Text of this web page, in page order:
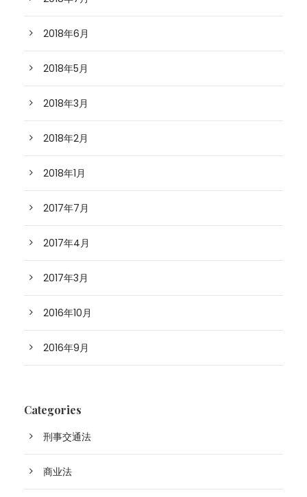
2018年6月
2018年5月
2018年3月
2018年2月
2018年1月
2017年7月
2017年4月
2017年3月
2016年10月
2016年9月
Categories
刑事交通法
商业法